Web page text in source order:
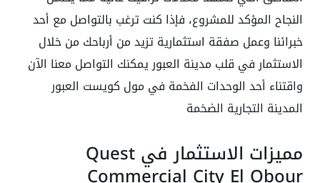
النجاح المؤكد للمشروع، فإذا كنت ترغب بالتواصل مع أحد
خبرائنا وعمل صفقة استثمارية تزيد من أرباحك من خلال
الاستثمار في قلب مدينة العبور يمكنك التواصل معنا الآن
واقتناء أحد الوحدات الفخمة في مول كويست العبور
المدينة التجارية الضخمة
مميزات الاستثمار في Quest